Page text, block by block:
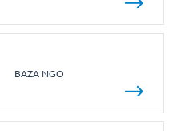
BAZA NGO